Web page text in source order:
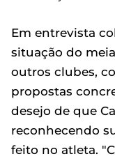
Em entrevista
situação do
outros clubes,
propostas
desejo de que
reconhecendo
feito no atleta.